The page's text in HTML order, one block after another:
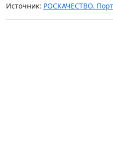
Источник: РОСКАЧЕСТВО.